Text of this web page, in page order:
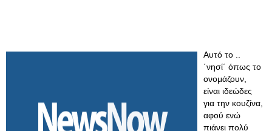
Αυτό το ..
΄νησί΄ όπως το
ονομάζουν,
είναι ιδεώδες
για την κουζίνα,
αφού ενώ
πιάνει πολύ